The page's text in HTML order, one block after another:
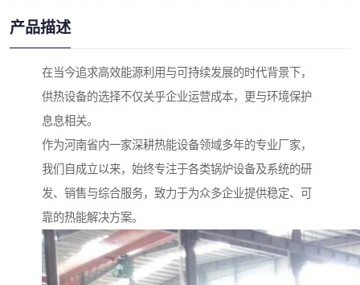
产品描述
在当今追求高效能源利用与可持续发展的时代背景下，
供热设备的选择不仅关乎企业运营成本，更与环境保护
息息相关。
作为河南省内一家深耕热能设备领域多年的专业厂家，
我们自成立以来，始终专注于各类锅炉设备及系统的研
发、销售与综合服务，致力于为众多企业提供稳定、可
靠的热能解决方案。